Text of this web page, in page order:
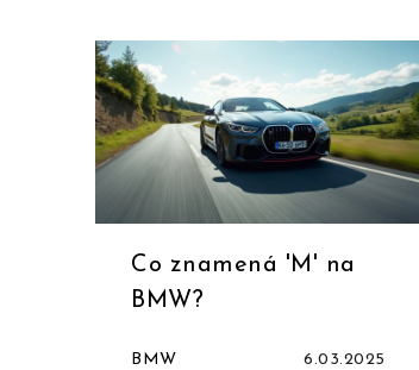
Co znamená 'M' na
BMW?
BMW 6.03.2025